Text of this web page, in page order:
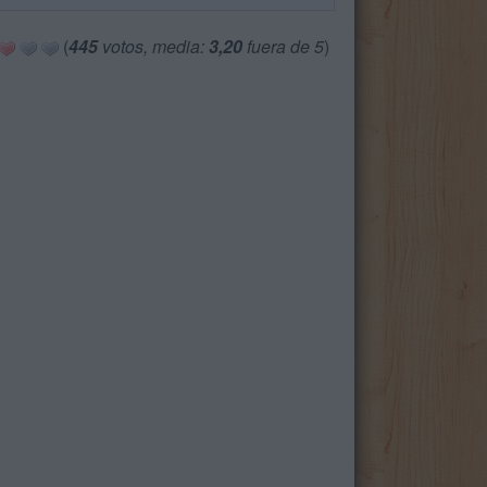
(445votos, media: 3,20 fuera de 5)